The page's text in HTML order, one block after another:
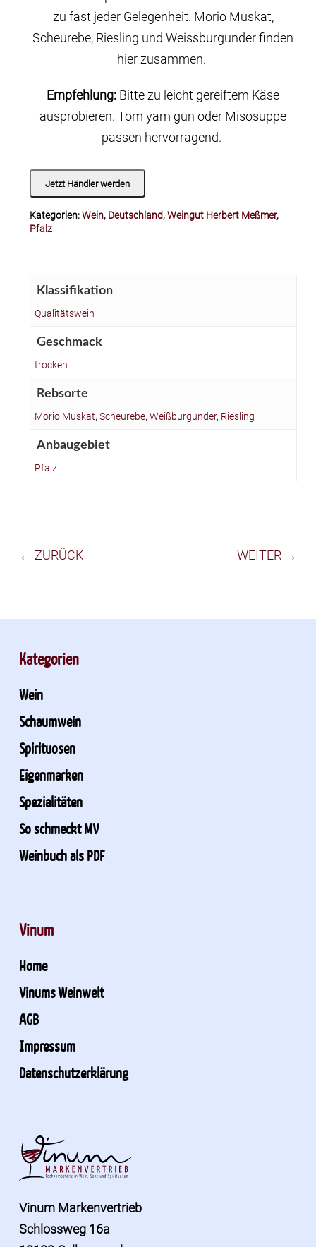
zu fast jeder Gelegenheit. Morio Muskat,
Scheurebe, Riesling und Weissburgunder finden
hier zusammen.
Empfehlung: Bitte zu leicht gereiftem Käse
ausprobieren. Tom yam gun oder Misosuppe
passen hervorragend.
Jetzt Händler werden
Kategorien:Wein, Deutschland,Weingut Herbert Meßmer,
Pfalz
Klassifikation
Qualitätswein
Geschmack
trocken
Rebsorte
Morio Muskat, Scheurebe, Weißburgunder, Riesling
Anbaugebiet
Pfalz
← ZURÜCK WEITER →
Kategorien
Wein
Schaumwein
Spirituosen
Eigenmarken
Spezialitäten
So schmeckt MV
Weinbuch als PDF
Vinum
Home
Vinums Weinwelt
AGB
Impressum
Datenschutzerklärung
Vinum Markenvertrieb
Schlossweg 16a